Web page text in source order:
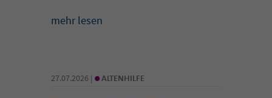
mehr lesen
27.07.2026 | • ALTENHILFE